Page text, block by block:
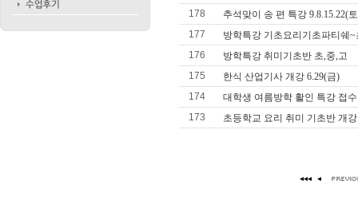
178
추석맞이 송 편 특강 9.8.15.22(
177
방학특강 기초요리기초파티쉐~
176
방학특강 취미기초반 초,중,고
175
한식 산업기사 개강 6.29(금)
174
대학생 여름방학 활인 특강 접
173
초등학교 요리 취미 기초반 개